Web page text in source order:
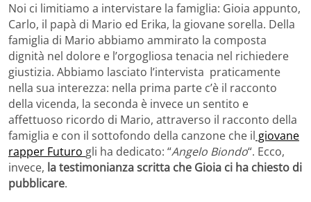
Noi ci limitiamo a intervistare la famiglia: Gioia appunto,
Carlo, il papà di Mario ed Erika, la giovane sorella. Della
famiglia di Mario abbiamo ammirato la composta
dignità nel dolore e l’orgogliosa tenacia nel richiedere
giustizia. Abbiamo lasciato l’intervista praticamente
nella sua interezza: nella prima parte c’è il racconto
della vicenda, la seconda è invece un sentito e
affettuoso ricordo di Mario, attraverso il racconto della
famiglia e con il sottofondo della canzone che il giovane
rapper Futuro gli ha dedicato: “Angelo Biondo“. Ecco,
invece, la testimonianza scritta che Gioia ci ha chiesto di
pubblicare.